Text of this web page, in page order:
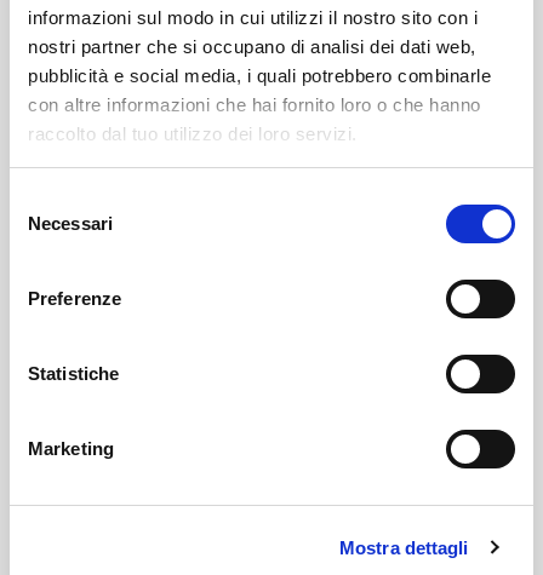
informazioni sul modo in cui utilizzi il nostro sito con i
nostri partner che si occupano di analisi dei dati web,
pubblicità e social media, i quali potrebbero combinarle
con altre informazioni che hai fornito loro o che hanno
raccolto dal tuo utilizzo dei loro servizi.
delNecessari
Preferenze
Statistiche
Marketing
Mostra dettagli
Sondrio Obituaries